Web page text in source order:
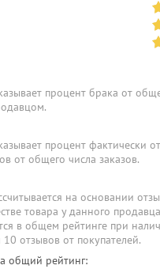
процент брака от
процент фактически
от общего числа заказов.
на основании
товара у данного
в общем рейтинге при
отзывов от покупателей.
общий рейтинг: